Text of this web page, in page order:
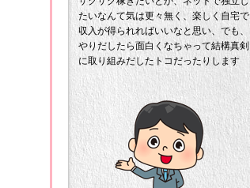
たいなんて気は更々無く、楽しく自宅で
収入が得られればいいなと思い、でも、
やりだしたら面白くなちゃって結構真剣
に取り組みだしたトコだったりします